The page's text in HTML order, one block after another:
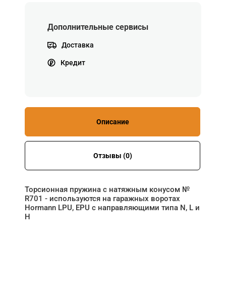
Дополнительные сервисы
Доставка
Кредит
Описание
Отзывы (0)
Торсионная пружина с натяжным конусом №
R701 - используются на гаражных воротах
Hormann LPU, EPU с направляющими типа N, L и
H